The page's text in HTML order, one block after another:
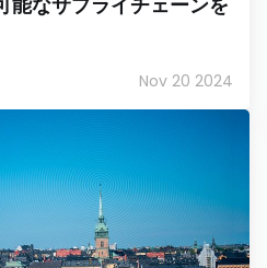
Nov 20 2024